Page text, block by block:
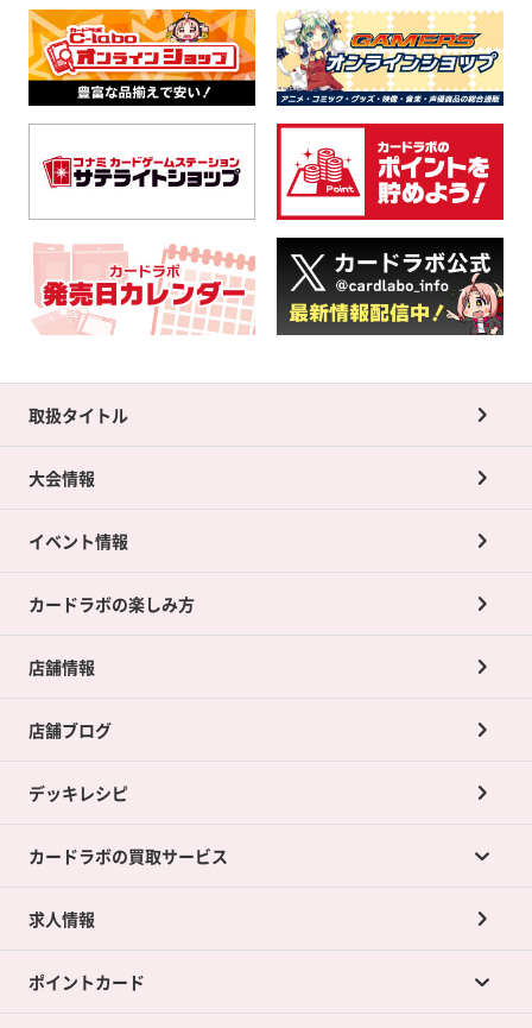
取扱タイトル
大会情報
イベント情報
カードラボの楽しみ方
店舗情報
店舗ブログ
デッキレシピ
カードラボの買取サービス
カードラボの買取サービスTOP
店舗買取について
求人情報
ポイントカード